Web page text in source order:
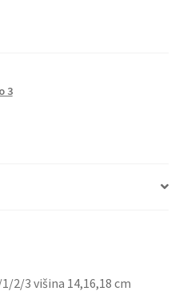
3
2/3 višina 14,16,18 cm